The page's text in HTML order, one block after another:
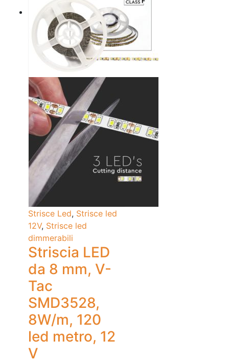
Strisce Led, Strisce led
12V, Strisce led
dimmerabili
Striscia LED
da 8 mm, V-
Tac
SMD3528,
8W/m, 120
led metro, 12
V